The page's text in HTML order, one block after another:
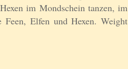
im Mondschein tanzen, im
Feen, Elfen und Hexen. Weight